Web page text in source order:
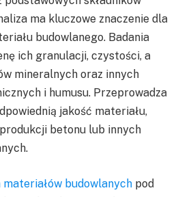
ma kluczowe znaczenie dla
budowlanego. Badania
ich granulacji, czystości, a
mineralnych oraz innych
i humusu. Przeprowadza
jakość materiału,
betonu lub innych
materiałów budowlanych pod